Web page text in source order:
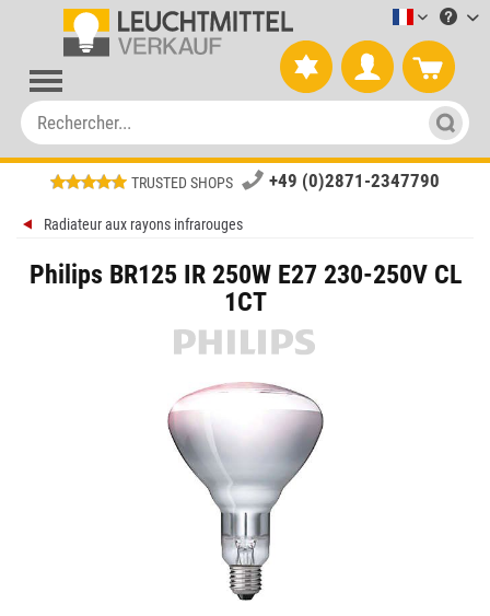
TRUSTED SHOPS +49 (0)2871-2347790
Radiateur aux rayons infrarouges
Philips BR125 IR 250W E27 230-250V CL
1CT